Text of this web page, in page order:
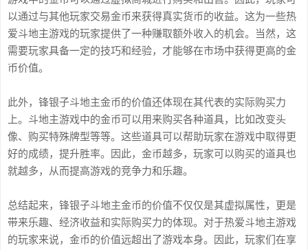
以通过与其他玩家交易金币来获得真实货币的收益。这为一些热
爱斗地主游戏的玩家提供了一种赚取额外收入的机会。当然，这
需要玩家具备一定的技巧和经验，才能够在市场中获得更高的金
币价值。
此外，锋银子斗地主金币的价值还体现在其代表的实际购买力
上。斗地主游戏中的金币可以用来购买各种道具，比如改变头
像、购买特殊牌型等等。这些道具可以帮助玩家在游戏中取得更
好的成绩，提升胜率。因此，金币越多，玩家可以购买的道具也
就越多，从而提高游戏的竞争力和乐趣。
总结起来，锋银子斗地主金币的价值不仅仅是其虚拟属性，更是
带来乐趣、经济收益和实际购买力的体现。对于热爱斗地主游戏
的玩家来说，金币的价值远超出了游戏本身。因此，玩家们在享